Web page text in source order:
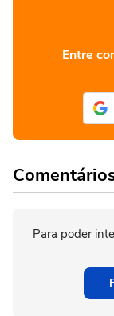
Entre
Para poder